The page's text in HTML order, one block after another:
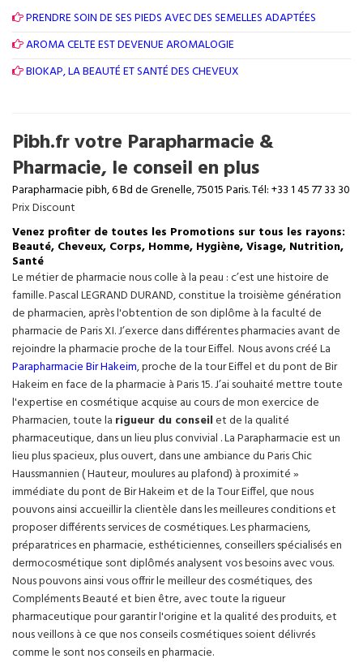
PRENDRE SOIN DE SES PIEDS AVEC DES SEMELLES ADAPTÉES
AROMA CELTE EST DEVENUE AROMALOGIE
BIOKAP, LA BEAUTÉ ET SANTÉ DES CHEVEUX
Pibh.fr votre Parapharmacie &
Pharmacie, le conseil en plus
Parapharmacie pibh, 6 Bd de Grenelle, 75015 Paris. Tél: +33 1 45 77 33 30
Prix Discount
Venez profiter de toutes les Promotions sur tous les rayons:
Beauté, Cheveux, Corps, Homme, Hygiène, Visage, Nutrition,
Santé
Le métier de pharmacie nous colle à la peau : c’est une histoire de
famille. Pascal LEGRAND DURAND, constitue la troisième génération
de pharmacien, après l'obtention de son diplôme à la faculté de
pharmacie de Paris XI. J’exerce dans différentes pharmacies avant de
rejoindre la pharmacie proche de la tour Eiffel. Nous avons créé La
Parapharmacie Bir Hakeim, proche de la tourEiffelet du pont de Bir
Hakeim en face de la pharmacie à Paris 15. J’ai souhaité mettre toute
l'expertise en cosmétique acquise au cours de mon exercice de
Pharmacien, toute la rigueur du conseilet de la qualité
pharmaceutique, dans un lieu plus convivial . La Parapharmacie est un
lieu plus spacieux, plus ouvert, dans une ambiance du Paris Chic
Haussmannien ( Hauteur, moulures au plafond) à proximité »
immédiate du pont de Bir Hakeim et de la Tour Eiffel, que nous
pouvons ainsi accueillir la clientèle dans les meilleures conditions et
proposer différents services de cosmétiques. Les pharmaciens,
préparatrices en pharmacie, esthéticiennes, conseillers spécialisés en
dermocosmétique sont diplômés analysent vos besoins avec vous.
Nous pouvons ainsi vous offrir le meilleur des cosmétiques, des
Compléments Beauté et bien être, avec toute la rigueur
pharmaceutique pour garantir l'origine et la qualité des produits, et
nous veillons à ce que nos conseils cosmétiques soient délivrés
comme le sont nos conseils en pharmacie.